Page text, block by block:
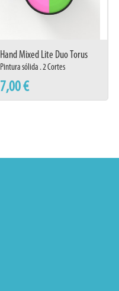
Hand Mixed Lite Duo Torus
Pintura sólida . 2 Cortes
7,00 €